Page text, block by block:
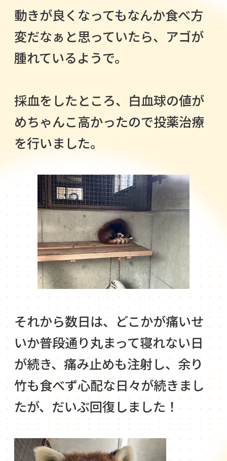
動きが良くなってもなんか食べ方
変だなぁと思っていたら、アゴが
腫れているようで。
採血をしたところ、白血球の値が
めちゃんこ高かったので投薬治療
を行いました。
それから数日は、どこかが痛いせ
いか普段通り丸まって寝れない日
が続き、痛み止めも注射し、余り
竹も食べず心配な日々が続きまし
たが、だいぶ回復しました！